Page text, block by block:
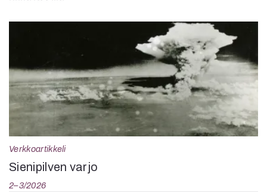
Verkkoartikkeli
Sienipilven varjo
2–3/2026